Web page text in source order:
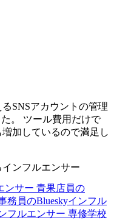
SNSアカウントの管理
。 ツール費用だけで
加しているので満足し
ンフルエンサー
ンサー 青果店員の
務員のBlueskyインフル
フルエンサー 専修学校